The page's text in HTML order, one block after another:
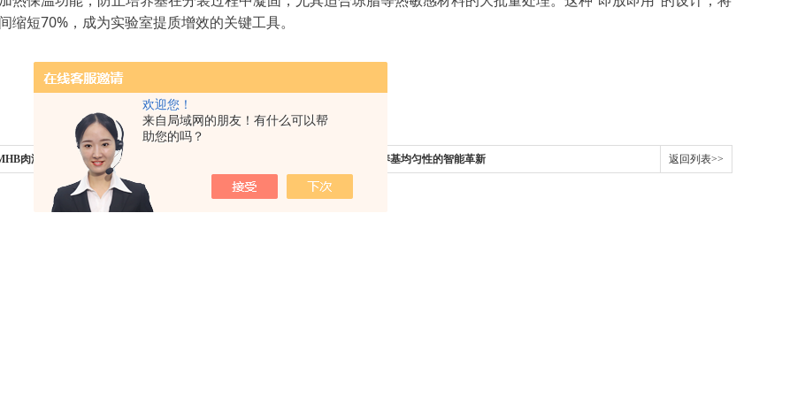
欢迎您！
来自局域网的朋友！有什么可以帮
助您的吗？
缩短70% ，成为实验室提质增效的关键工具。
肉汤的试验方法与现象 自动混匀功能——提升培养基均匀性的智能革新 返回列表>>